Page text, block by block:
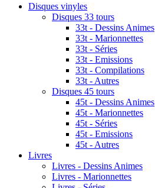
Disques vinyles
Disques 33 tours
33t - Dessins Animes
33t - Marionnettes
33t - Séries
33t - Emissions
33t - Compilations
33t - Autres
Disques 45 tours
45t - Dessins Animes
45t - Marionnettes
45t - Séries
45t - Emissions
45t - Autres
Livres
Livres - Dessins Animes
Livres - Marionnettes